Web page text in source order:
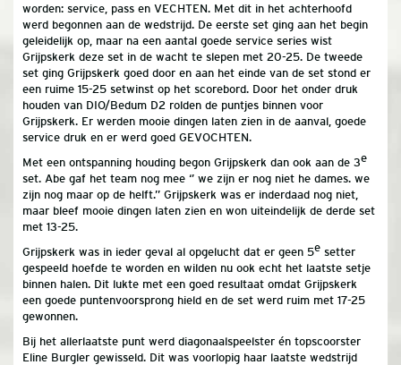
worden: service, pass en VECHTEN. Met dit in het achterhoofd
werd begonnen aan de wedstrijd. De eerste set ging aan het begin
geleidelijk op, maar na een aantal goede service series wist
Grijpskerk deze set in de wacht te slepen met 20-25. De tweede
set ging Grijpskerk goed door en aan het einde van de set stond er
een ruime 15-25 setwinst op het scorebord. Door het onder druk
houden van DIO/Bedum D2 rolden de puntjes binnen voor
Grijpskerk. Er werden mooie dingen laten zien in de aanval, goede
service druk en er werd goed GEVOCHTEN.
Met een ontspanning houding begon Grijpskerk dan ook aan de 3e
set. Abe gaf het team nog mee ‘’ we zijn er nog niet he dames. we
zijn nog maar op de helft.’’ Grijpskerk was er inderdaad nog niet,
maar bleef mooie dingen laten zien en won uiteindelijk de derde set
met 13-25.
Grijpskerk was in ieder geval al opgelucht dat er geen 5e setter
gespeeld hoefde te worden en wilden nu ook echt het laatste setje
binnen halen. Dit lukte met een goed resultaat omdat Grijpskerk
een goede puntenvoorsprong hield en de set werd ruim met 17-25
gewonnen.
Bij het allerlaatste punt werd diagonaalspeelster én topscoorster
Eline Burgler gewisseld. Dit was voorlopig haar laatste wedstrijd